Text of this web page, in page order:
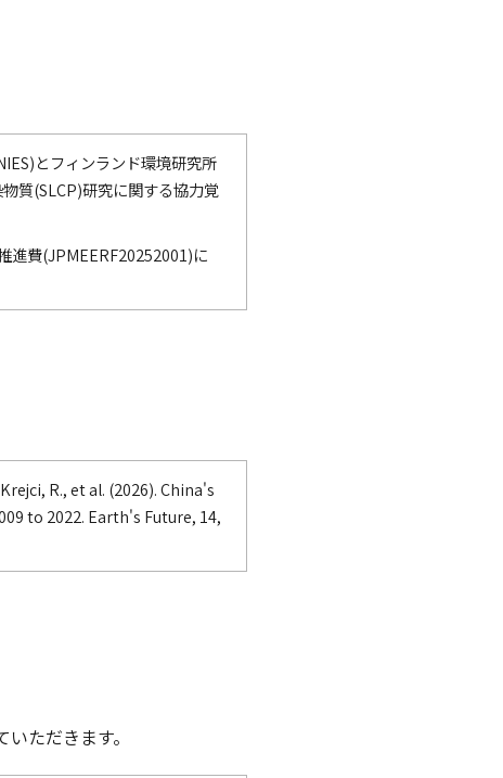
とフィンランド環境研究所
質(SLCP)研究に関する協力覚
進費(JPMEERF20252001)に
R., et al. (2026). China's
to 2022. Earth's Future, 14,
ウで開きます）
ただきます。